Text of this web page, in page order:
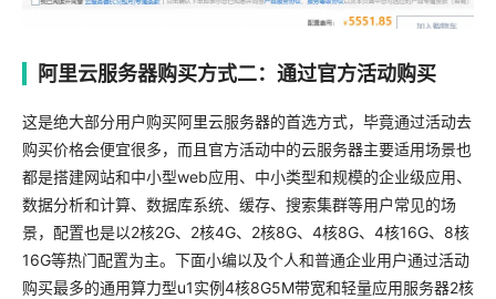
阿里云服务器购买方式二：通过官方活动购买
这是绝大部分用户购买阿里云服务器的首选方式，毕竟通过活动去
购买价格会便宜很多，而且官方活动中的云服务器主要适用场景也
都是搭建网站和中小型web应用、中小类型和规模的企业级应用、
数据分析和计算、数据库系统、缓存、搜索集群等用户常见的场
景，配置也是以2核2G、2核4G、2核8G、4核8G、4核16G、8核
16G等热门配置为主。下面小编以及个人和普通企业用户通过活动
购买最多的通用算力型u1实例4核8G5M带宽和轻量应用服务器2核